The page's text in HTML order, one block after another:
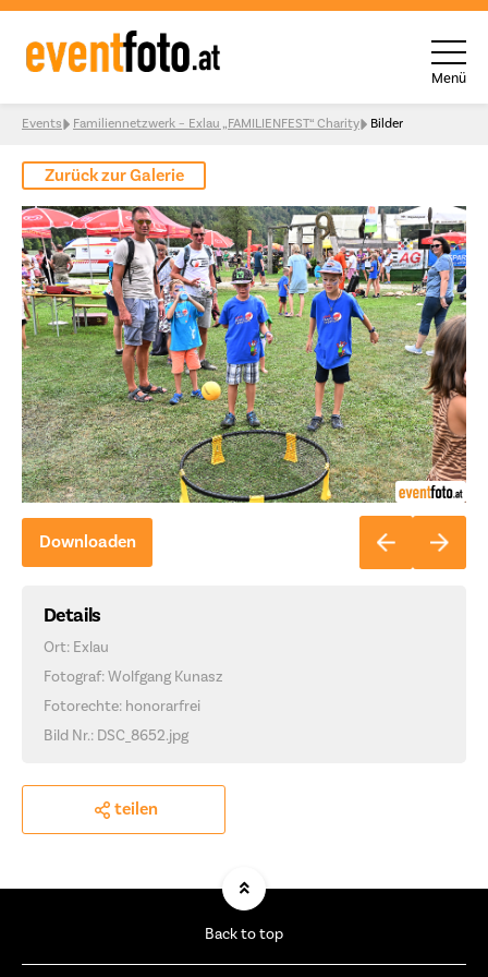
Skip to content
Menü
Events Familiennetzwerk – Exlau „FAMILIENFEST“ Charity Bilder
Zurück zur Galerie
Downloaden
Details
Ort: Exlau
Fotograf: Wolfgang Kunasz
Fotorechte: honorarfrei
Bild Nr.: DSC_8652.jpg
teilen
Back to top